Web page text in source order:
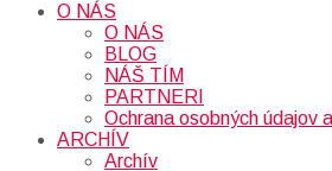
O NÁS
O NÁS
BLOG
NÁŠ TÍM
PARTNERI
Ochrana osobných údajov
ARCHÍV
Archív